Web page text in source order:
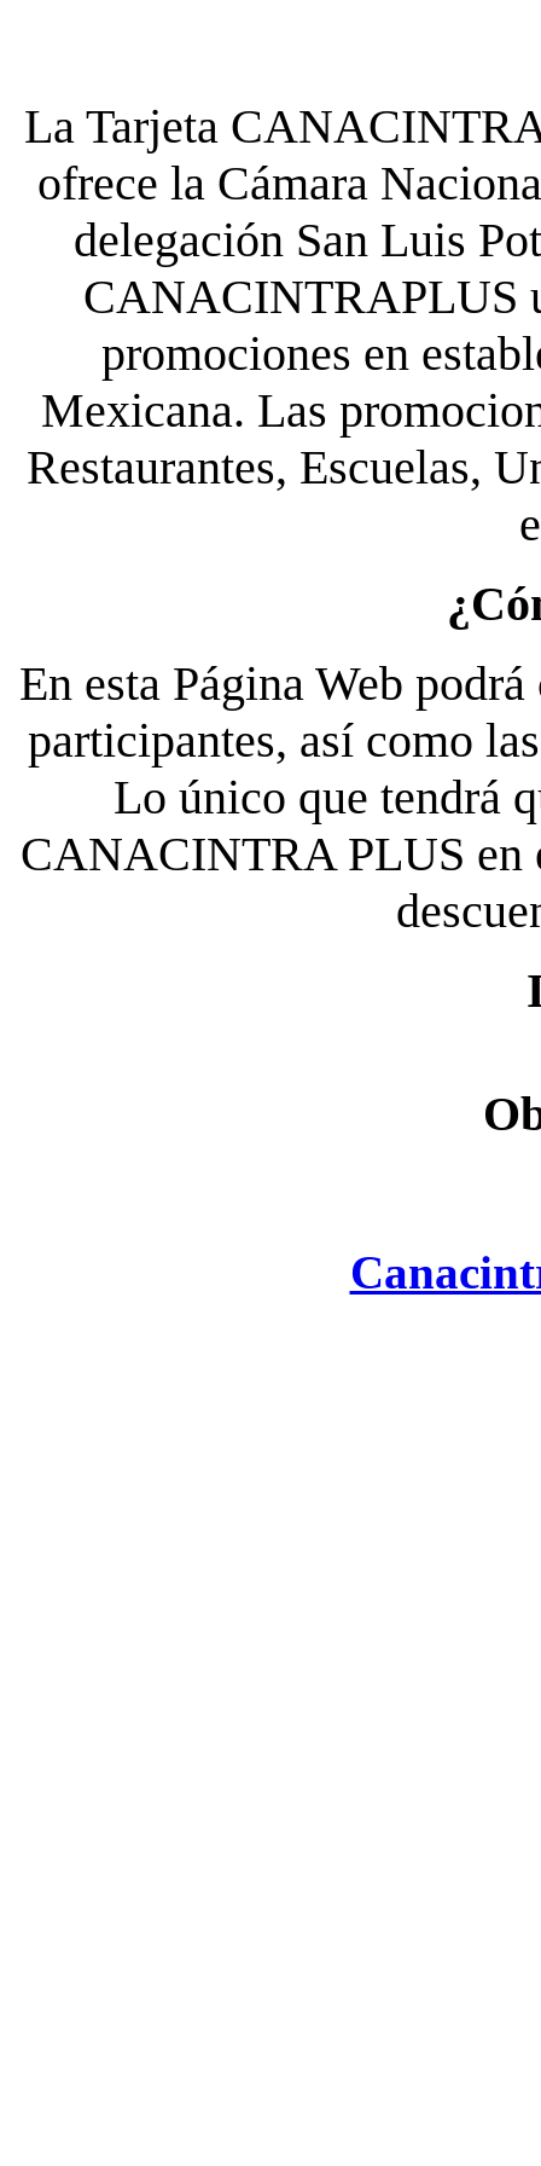
La Tarjeta
ofrece la Cámara
delegación San Luis
CANACINTRAPLUS
promociones en
Mexicana. Las
Restaurantes, Escuelas,
En esta Página Web
participantes, así como
Lo único que tendrá
CANACINTRA PLUS en